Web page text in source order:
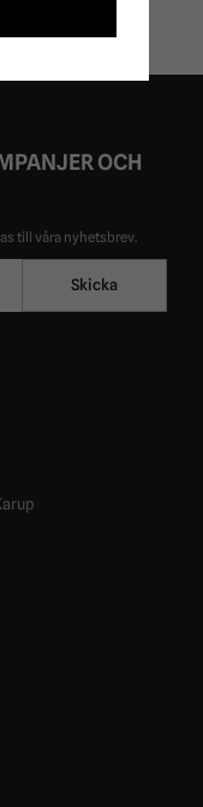
OCH
till våra nyhetsbrev.
Skicka